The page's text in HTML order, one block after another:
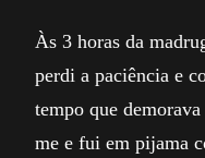
Às 3 horas da
perdi a paciência e
tempo que
me e fui em pijama